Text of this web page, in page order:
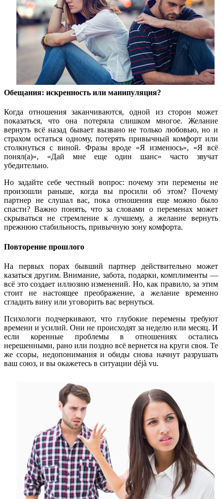
Обещания: искренность или манипуляция?
Когда отношения заканчиваются, одной из сторон может
показаться, что она потеряла слишком многое. Желание
вернуть всё назад бывает вызвано не только любовью, но и
страхом остаться одному, потерять привычный комфорт или
столкнуться с виной. Фразы вроде «Я изменюсь», «Я всё
понял(а)», «Дай мне еще один шанс» часто звучат
убедительно.
Но задайте себе честный вопрос: почему эти перемены не
произошли раньше, когда вы просили об этом? Почему
партнер не слушал вас, пока отношения еще можно было
спасти? Важно понять, что за словами о переменах может
скрываться не стремление к лучшему, а желание вернуть
прежнюю стабильность, привычную зону комфорта.
Повторение прошлого
На первых порах бывший партнер действительно может
казаться другим. Внимание, забота, подарки, комплименты —
всё это создает иллюзию изменений. Но, как правило, за этим
стоит не настоящее преображение, а желание временно
сгладить вину или уговорить вас вернуться.
Психологи подчеркивают, что глубокие перемены требуют
времени и усилий. Они не происходят за неделю или месяц. И
если коренные проблемы в отношениях остались
нерешенными, рано или поздно всё вернется на круги своя. Те
же ссоры, недопонимания и обиды снова начнут разрушать
ваш союз, и вы окажетесь в ситуации déjà vu.